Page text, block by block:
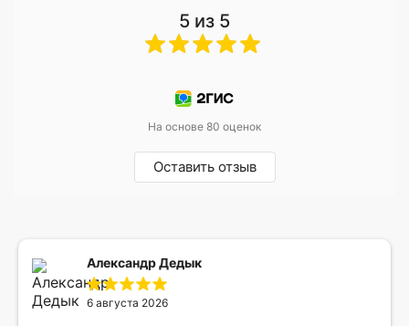
5 из 5
На основе 80 оценок
Оставить отзыв
Александр Дедык
6 августа 2026